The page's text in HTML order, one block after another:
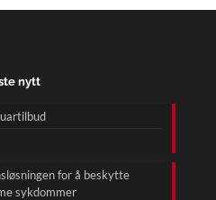
nytt
for å beskytte
sykdommer